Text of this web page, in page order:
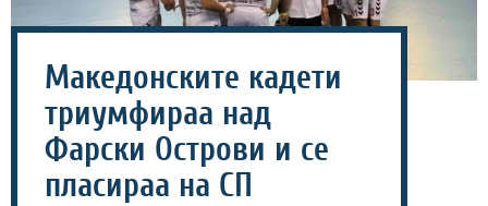
Македонските кадети
триумфираа над
Фарски Острови и се
пласираа на СП